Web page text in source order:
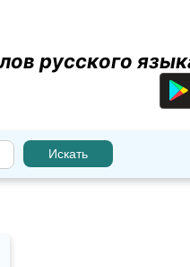
русского